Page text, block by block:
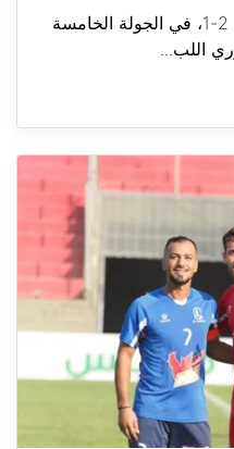
فوز الأنصار على جويا الرياضي 2-1، في الجولة الخامسة
اللب...